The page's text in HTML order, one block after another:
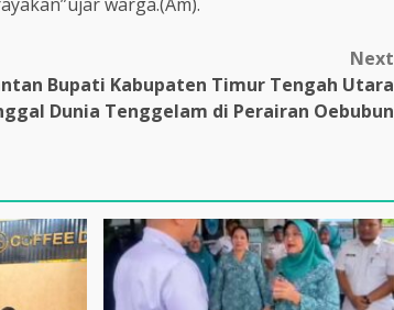
Next
Bupati Kabupaten Timur Tengah Utara
Dunia Tenggelam di Perairan Oebubun